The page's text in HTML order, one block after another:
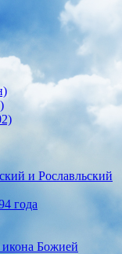
и Рославльский
года
икона Божией